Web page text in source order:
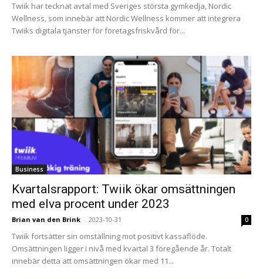
Twiik har tecknat avtal med Sveriges största gymkedja, Nordic
Wellness, som innebär att Nordic Wellness kommer att integrera
Twiiks digitala tjänster för företagsfriskvård för...
Business
Kvartalsrapport: Twiik ökar omsättningen
med elva procent under 2023
Brian van den Brink - 2023-10-31 0
Twiik fortsätter sin omställning mot positivt kassaflöde.
Omsättningen ligger i nivå med kvartal 3 föregående år. Totalt
innebär detta att omsättningen ökar med 11...